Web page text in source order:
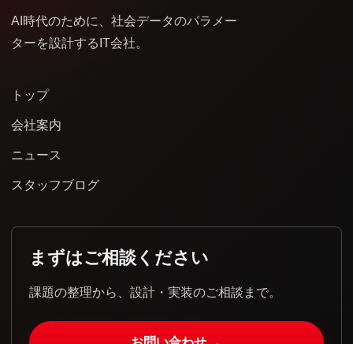
AI時代のために、社会データのパラメー
ターを設計するIT会社。
トップ
会社案内
ニュース
スタッフブログ
まずはご相談ください
課題の整理から、設計・実装のご相談まで。